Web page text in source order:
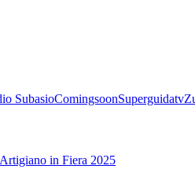
SubasioComingsoonSuperguidatv
in Fiera 2025